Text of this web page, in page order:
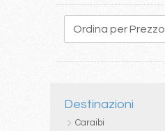
84 85 86
Destinazioni
Caraibi